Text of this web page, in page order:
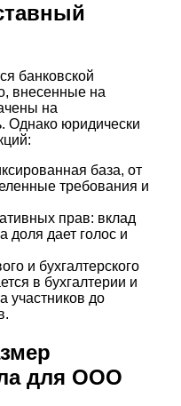
банковской
внесенные на
на
Однако юридически
база, от
требования и
прав: вклад
доля дает голос и
и бухгалтерского
в бухгалтерии и
участников до
для ООО